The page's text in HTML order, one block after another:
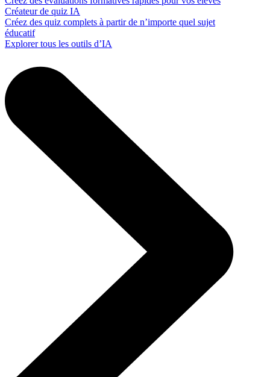
Créateur de quiz IA
Créez des quiz complets à partir de n’importe quel sujet
éducatif
Explorer tous les outils d’IA